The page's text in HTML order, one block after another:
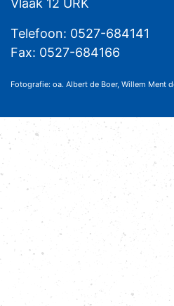
Vlaak 12 URK
Telefoon: 0527-684141
Fax: 0527-684166
Fotografie: oa. Albert de Boer, Willem Ment